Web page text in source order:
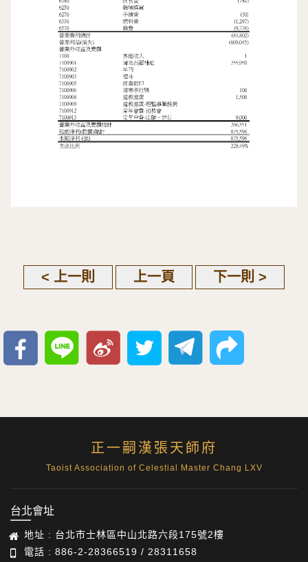
< 上一則 上一頁 下一則 >
正一嗣漢張天師府
Taoist Association of Celestial Master Chang LXV
台北會址
地址 : 台北市士林區中山北路六段175號2樓
電話 : 886-2-28366519 / 28311658